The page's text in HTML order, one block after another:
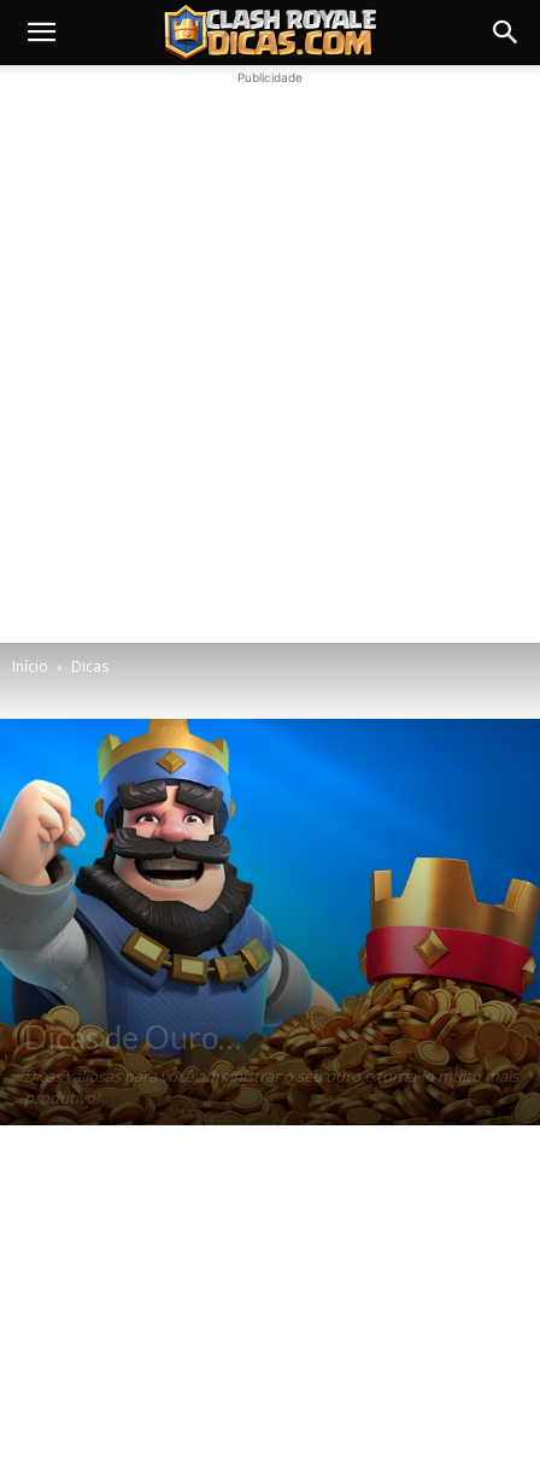
Publicidade
Início Dicas
Dicas de Ouro…
Dicas valiosas para você administrar o seu ouro e torna-lo muito mais
produtivo!
Por AFF3CT - 21 de agosto de 2018 117